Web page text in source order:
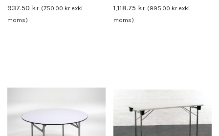
937.50 kr (750.00 krexkl.
moms)
1,118.75 kr (895.00 krexkl.
moms)